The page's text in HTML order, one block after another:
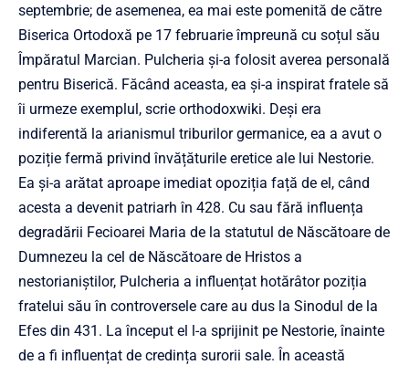
septembrie; de asemenea, ea mai este pomenită de către
Biserica Ortodoxă pe 17 februarie împreună cu soțul său
Împăratul Marcian. Pulcheria și-a folosit averea personală
pentru Biserică. Făcând aceasta, ea și-a inspirat fratele să
îi urmeze exemplul, scrie orthodoxwiki. Deși era
indiferentă la arianismul triburilor germanice, ea a avut o
poziție fermă privind învățăturile eretice ale lui Nestorie.
Ea și-a arătat aproape imediat opoziția față de el, când
acesta a devenit patriarh în 428. Cu sau fără influența
degradării Fecioarei Maria de la statutul de Născătoare de
Dumnezeu la cel de Născătoare de Hristos a
nestorianiștilor, Pulcheria a influențat hotărâtor poziția
fratelui său în controversele care au dus la Sinodul de la
Efes din 431. La început el l-a sprijinit pe Nestorie, înainte
de a fi influențat de credința surorii sale. În această